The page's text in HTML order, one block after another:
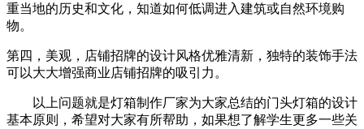
重当地的历史和文化，知道如何低调进入建筑或自然环境购
物。
第四，美观，店铺招牌的设计风格优雅清新，独特的装饰手法
可以大大增强商业店铺招牌的吸引力。
以上问题就是灯箱制作厂家为大家总结的门头灯箱的设计
基本原则，希望对大家有所帮助，如果想了解学生更多一些关